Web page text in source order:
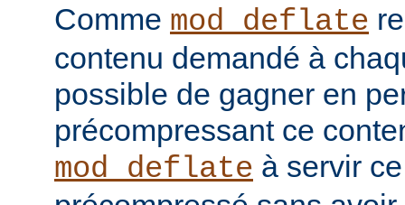
Comme mod_deflate
contenu demandé à
possible de gagner en
précompressant ce
mod_deflate à servir